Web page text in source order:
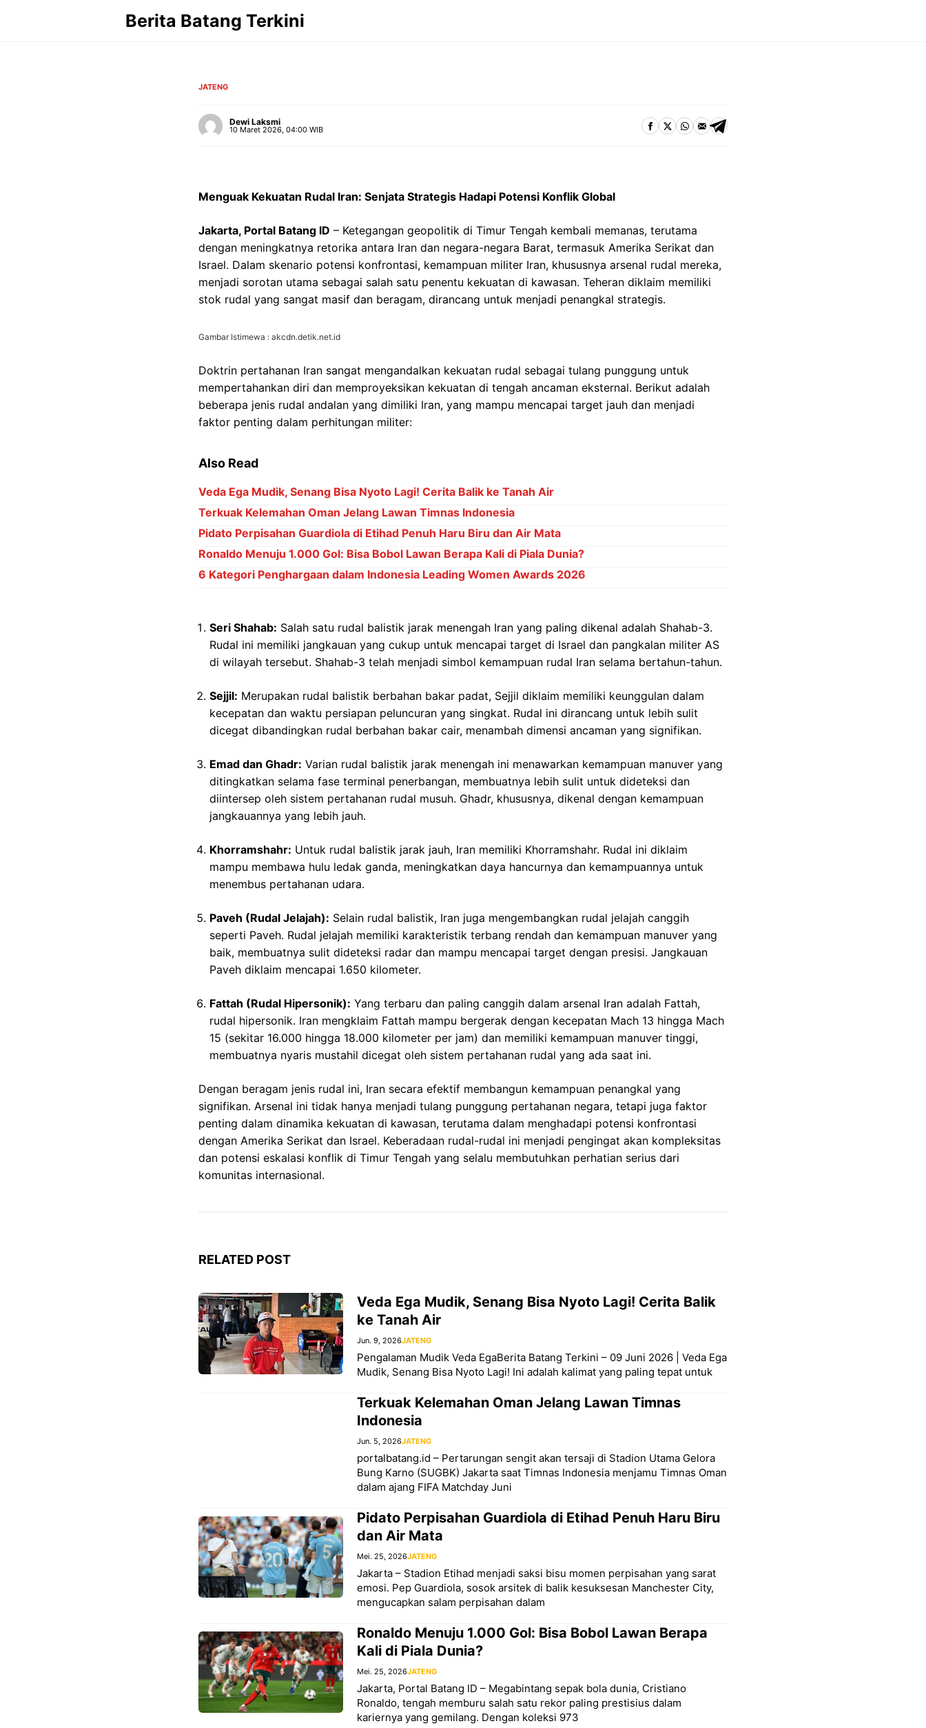
Berita Batang Terkini
JATENG
Dewi Laksmi
10 Maret 2026, 04:00 WIB
Menguak Kekuatan Rudal Iran: Senjata Strategis Hadapi Potensi Konflik Global
Jakarta, Portal Batang ID – Ketegangan geopolitik di Timur Tengah kembali memanas, terutama
dengan meningkatnya retorika antara Iran dan negara-negara Barat, termasuk Amerika Serikat dan
Israel. Dalam skenario potensi konfrontasi, kemampuan militer Iran, khususnya arsenal rudal mereka,
menjadi sorotan utama sebagai salah satu penentu kekuatan di kawasan. Teheran diklaim memiliki
stok rudal yang sangat masif dan beragam, dirancang untuk menjadi penangkal strategis.
Gambar Istimewa : akcdn.detik.net.id
Doktrin pertahanan Iran sangat mengandalkan kekuatan rudal sebagai tulang punggung untuk
mempertahankan diri dan memproyeksikan kekuatan di tengah ancaman eksternal. Berikut adalah
beberapa jenis rudal andalan yang dimiliki Iran, yang mampu mencapai target jauh dan menjadi
faktor penting dalam perhitungan militer:
Also Read
Veda Ega Mudik, Senang Bisa Nyoto Lagi! Cerita Balik ke Tanah Air
Terkuak Kelemahan Oman Jelang Lawan Timnas Indonesia
Pidato Perpisahan Guardiola di Etihad Penuh Haru Biru dan Air Mata
Ronaldo Menuju 1.000 Gol: Bisa Bobol Lawan Berapa Kali di Piala Dunia?
6 Kategori Penghargaan dalam Indonesia Leading Women Awards 2026
Seri Shahab: Salah satu rudal balistik jarak menengah Iran yang paling dikenal adalah Shahab-3.
Rudal ini memiliki jangkauan yang cukup untuk mencapai target di Israel dan pangkalan militer AS
di wilayah tersebut. Shahab-3 telah menjadi simbol kemampuan rudal Iran selama bertahun-tahun.
Sejjil: Merupakan rudal balistik berbahan bakar padat, Sejjil diklaim memiliki keunggulan dalam
kecepatan dan waktu persiapan peluncuran yang singkat. Rudal ini dirancang untuk lebih sulit
dicegat dibandingkan rudal berbahan bakar cair, menambah dimensi ancaman yang signifikan.
Emad dan Ghadr: Varian rudal balistik jarak menengah ini menawarkan kemampuan manuver yang
ditingkatkan selama fase terminal penerbangan, membuatnya lebih sulit untuk dideteksi dan
diintersep oleh sistem pertahanan rudal musuh. Ghadr, khususnya, dikenal dengan kemampuan
jangkauannya yang lebih jauh.
Khorramshahr: Untuk rudal balistik jarak jauh, Iran memiliki Khorramshahr. Rudal ini diklaim
mampu membawa hulu ledak ganda, meningkatkan daya hancurnya dan kemampuannya untuk
menembus pertahanan udara.
Paveh (Rudal Jelajah): Selain rudal balistik, Iran juga mengembangkan rudal jelajah canggih
seperti Paveh. Rudal jelajah memiliki karakteristik terbang rendah dan kemampuan manuver yang
baik, membuatnya sulit dideteksi radar dan mampu mencapai target dengan presisi. Jangkauan
Paveh diklaim mencapai 1.650 kilometer.
Fattah (Rudal Hipersonik): Yang terbaru dan paling canggih dalam arsenal Iran adalah Fattah,
rudal hipersonik. Iran mengklaim Fattah mampu bergerak dengan kecepatan Mach 13 hingga Mach
15 (sekitar 16.000 hingga 18.000 kilometer per jam) dan memiliki kemampuan manuver tinggi,
membuatnya nyaris mustahil dicegat oleh sistem pertahanan rudal yang ada saat ini.
Dengan beragam jenis rudal ini, Iran secara efektif membangun kemampuan penangkal yang
signifikan. Arsenal ini tidak hanya menjadi tulang punggung pertahanan negara, tetapi juga faktor
penting dalam dinamika kekuatan di kawasan, terutama dalam menghadapi potensi konfrontasi
dengan Amerika Serikat dan Israel. Keberadaan rudal-rudal ini menjadi pengingat akan kompleksitas
dan potensi eskalasi konflik di Timur Tengah yang selalu membutuhkan perhatian serius dari
komunitas internasional.
RELATED POST
Veda Ega Mudik, Senang Bisa Nyoto Lagi! Cerita Balik
ke Tanah Air
Jun. 9, 2026JATENG
Pengalaman Mudik Veda EgaBerita Batang Terkini – 09 Juni 2026 | Veda Ega
Mudik, Senang Bisa Nyoto Lagi! Ini adalah kalimat yang paling tepat untuk
Terkuak Kelemahan Oman Jelang Lawan Timnas
Indonesia
Jun. 5, 2026JATENG
portalbatang.id – Pertarungan sengit akan tersaji di Stadion Utama Gelora
Bung Karno (SUGBK) Jakarta saat Timnas Indonesia menjamu Timnas Oman
dalam ajang FIFA Matchday Juni
Pidato Perpisahan Guardiola di Etihad Penuh Haru Biru
dan Air Mata
Mei. 25, 2026JATENG
Jakarta – Stadion Etihad menjadi saksi bisu momen perpisahan yang sarat
emosi. Pep Guardiola, sosok arsitek di balik kesuksesan Manchester City,
mengucapkan salam perpisahan dalam
Ronaldo Menuju 1.000 Gol: Bisa Bobol Lawan Berapa
Kali di Piala Dunia?
Mei. 25, 2026JATENG
Jakarta, Portal Batang ID – Megabintang sepak bola dunia, Cristiano
Ronaldo, tengah memburu salah satu rekor paling prestisius dalam
kariernya yang gemilang. Dengan koleksi 973